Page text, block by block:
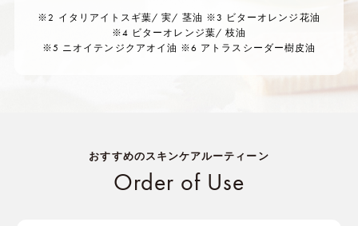
※2 イタリアイトスギ葉/ 実/ 茎油 ※3 ビターオレンジ花油
※4 ビターオレンジ葉/ 枝油
※5 ニオイテンジクアオイ油 ※6 アトラスシーダー樹皮油
おすすめのスキンケアルーティーン
Order of Use